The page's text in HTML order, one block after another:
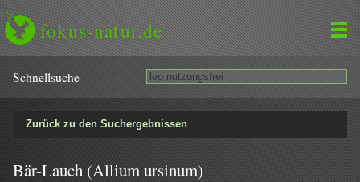
fokus-natur.de
Schnell­suche
Zurück zu den Suchergebnissen
Bär-Lauch (Allium ursinum)